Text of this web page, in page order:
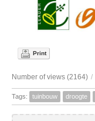
Print
Number of views (2164) /
Tags: tuinbouw droogte